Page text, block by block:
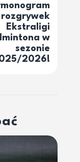
rozgrywek
Ekstraligi
w
sezonie
2026!